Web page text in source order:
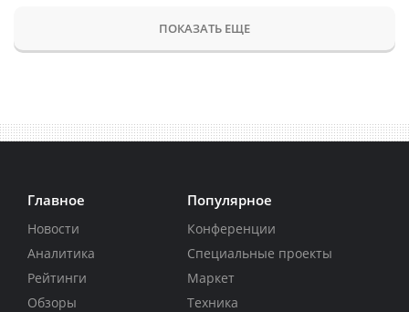
ПОКАЗАТЬ ЕЩЕ
Главное
Новости
Аналитика
Рейтинги
Обзоры
Популярное
Конференции
Специальные проекты
Маркет
Техника